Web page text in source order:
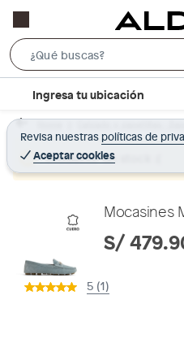
c
t
Ingresa tu ubicación
Revisa nuestras políticas de
Aceptar cookies
Home Calzado y zapatillas -
Producto sin stock :(
Mocasines
S/
5 (1)